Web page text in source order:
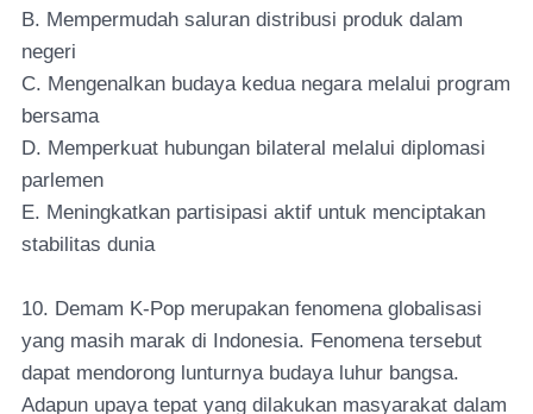
B. Mempermudah saluran distribusi produk dalam
negeri
C. Mengenalkan budaya kedua negara melalui program
bersama
D. Memperkuat hubungan bilateral melalui diplomasi
parlemen
E. Meningkatkan partisipasi aktif untuk menciptakan
stabilitas dunia
10. Demam K-Pop merupakan fenomena globalisasi
yang masih marak di Indonesia. Fenomena tersebut
dapat mendorong lunturnya budaya luhur bangsa.
Adapun upaya tepat yang dilakukan masyarakat dalam